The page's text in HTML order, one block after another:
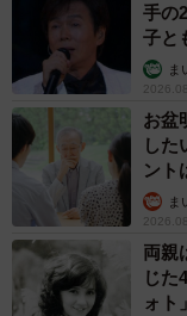
手の
子と
ま
お盆
した
ント
ま
両親
じた
ォト